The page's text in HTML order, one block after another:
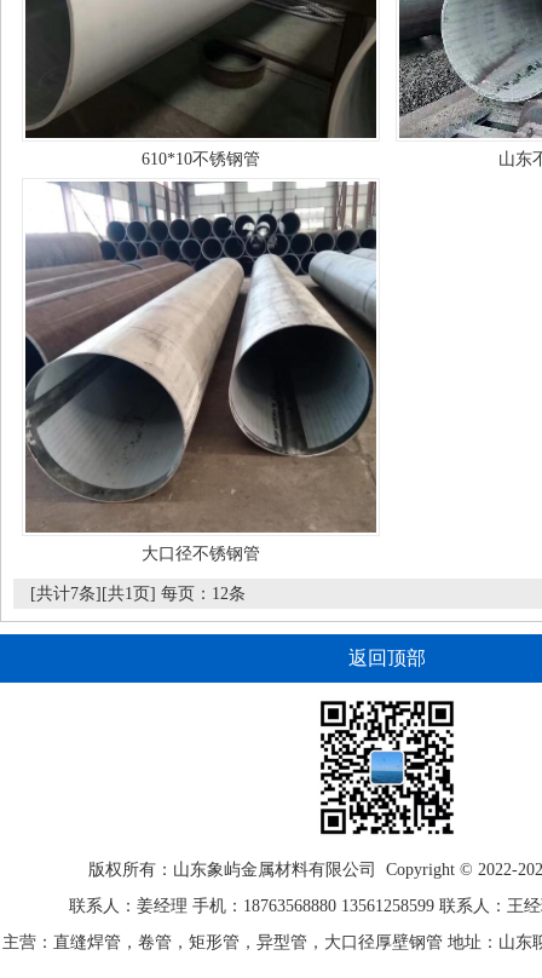
610*10不锈钢管 山东
大口径不锈钢管
[共计7条][共1页] 每页：12条
返回顶部
版权所有：山东象屿金属材料有限公司 Copyright © 2022-
联系人：姜经理 手机：18763568880 13561258599 联系人：王
主营：直缝焊管，卷管，矩形管，异型管，大口径厚壁钢管 地址：山东